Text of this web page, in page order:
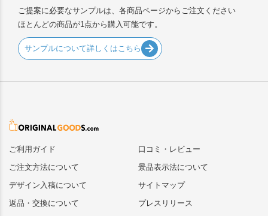
ご提案に必要なサンプルは、各商品ページからご注文ください
ほとんどの商品が1点から購入可能です。
サンプルについて詳しくはこちら
ご利用ガイド
ご注文方法について
デザイン入稿について
返品・交換について
口コミ・レビュー
景品表示法について
サイトマップ
プレスリリース